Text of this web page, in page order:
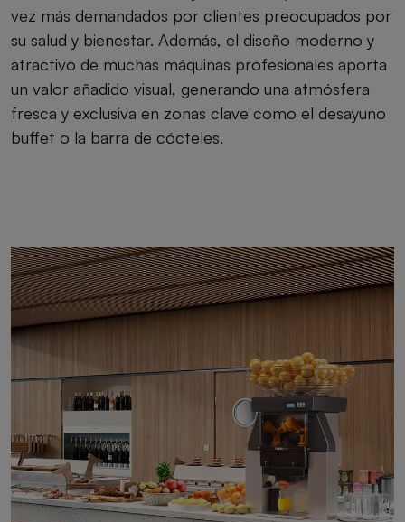
vez más demandados por clientes preocupados por
su salud y bienestar. Además, el diseño moderno y
atractivo de muchas máquinas profesionales aporta
un valor añadido visual, generando una atmósfera
fresca y exclusiva en zonas clave como el desayuno
buffet o la barra de cócteles.